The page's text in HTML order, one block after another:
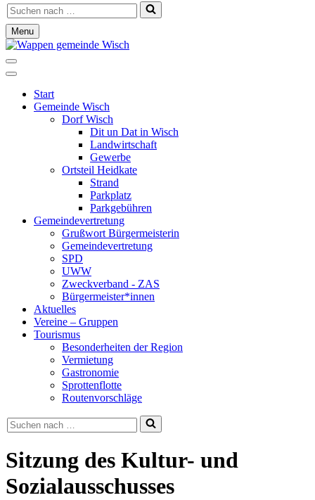
Suchen
nach …
Menu
Navigationsmenü
Navigationsmenü
Start
Gemeinde Wisch
Dorf Wisch
Dit un Dat in Wisch
Landwirtschaft
Gewerbe
Ortsteil Heidkate
Strand
Parkplatz
Parkgebühren
Gemeindevertretung
Grußwort Bürgermeisterin
Gemeindevertretung
SPD
UWW
Zweckverband - ZAS
Bürgermeister*innen
Aktuelles
Vereine – Gruppen
Tourismus
Besonderheiten der Region
Vermietung
Gastronomie
Sprottenflotte
Routenvorschläge
Suchen
nach …
Sitzung des Kultur- und
Sozialausschusses